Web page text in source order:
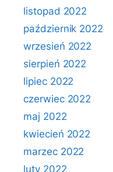
listopad 2022
październik 2022
wrzesień 2022
sierpień 2022
lipiec 2022
czerwiec 2022
maj 2022
kwiecień 2022
marzec 2022
luty 2022